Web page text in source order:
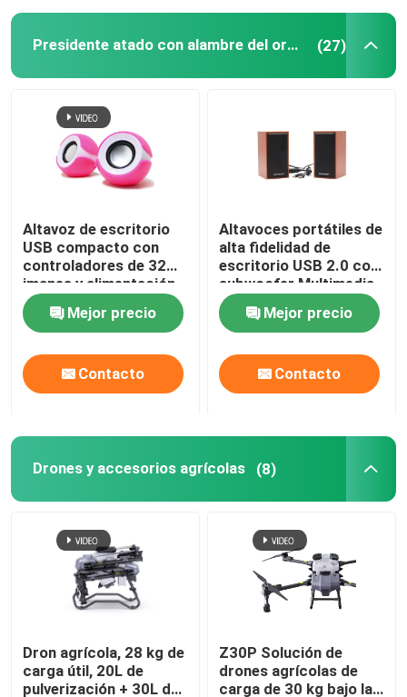
Presidente atado con alambre del ordenador (27)
Altavoz de escritorio
USB compacto con
controladores de 32
imanes y alimentación
USB de 5V Plug-and-
Play en azul y rosa
Mejor precio
Contacto
Altavoces portátiles de
alta fidelidad de
escritorio USB 2.0 con
subwoofer Multimedia
Mejor precio
Contacto
Drones y accesorios agrícolas (8)
Dron agrícola, 28 kg de
carga útil, 20L de
pulverización + 30L de
Z30P Solución de
drones agrícolas de
carga de 30 kg bajo la